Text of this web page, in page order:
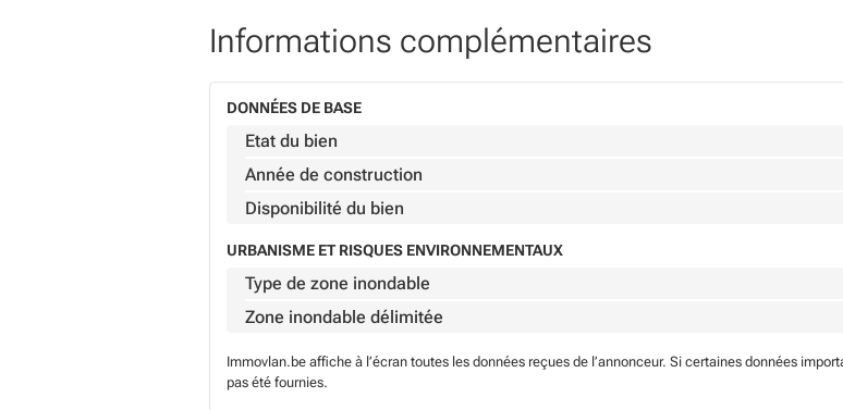
Informations complémentaires
DONNÉES DE BASE
Etat du bien
Année de construction
Disponibilité du bien
URBANISME ET RISQUES ENVIRONNEMENTAUX
Type de zone inondable
Zone inondable délimitée
Immovlan.be affiche à l’écran toutes les données reçues de l’annonceur. Si certaines données
pas été fournies.